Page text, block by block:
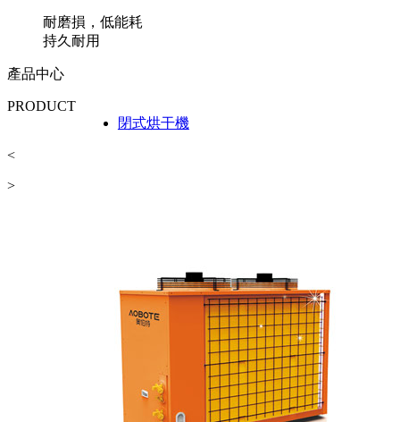
耐磨損，低能耗
持久耐用
產品中心
PRODUCT
<
>